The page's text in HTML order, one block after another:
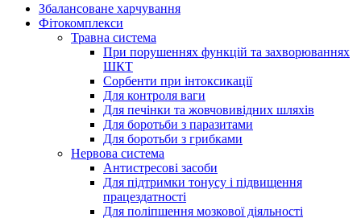
Збалансоване харчування
Фітокомплекси
Травна система
При порушеннях функцій та захворюваннях
ШКТ
Сорбенти при інтоксикації
Для контроля ваги
Для печінки та жовчовивідних шляхів
Для боротьби з паразитами
Для боротьби з грибками
Нервова система
Антистресові засоби
Для підтримки тонусу і підвищення
працездатності
Для поліпшення мозкової діяльності